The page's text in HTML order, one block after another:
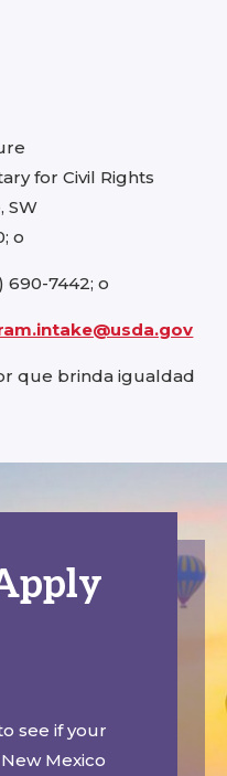
for Civil Rights
SW
o
690-7442; o
que brinda igualdad
see if your
Mexico